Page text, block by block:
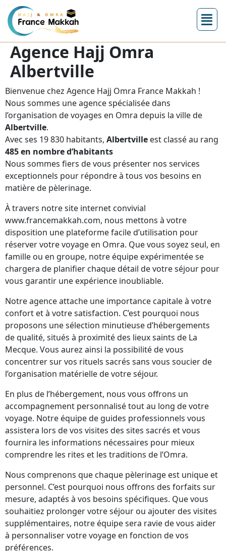
Agence Hajj Omra
Albertville
Bienvenue chez Agence Hajj Omra France Makkah !
Nous sommes une agence spécialisée dans
l’organisation de voyages en Omra depuis la ville de
Albertville.
Avec ses 19 830 habitants, Albertville est classé au rang
485 en nombre d’habitants
Nous sommes fiers de vous présenter nos services
exceptionnels pour répondre à tous vos besoins en
matière de pèlerinage.
À travers notre site internet convivial
www.francemakkah.com, nous mettons à votre
disposition une plateforme facile d’utilisation pour
réserver votre voyage en Omra. Que vous soyez seul, en
famille ou en groupe, notre équipe expérimentée se
chargera de planifier chaque détail de votre séjour pour
vous garantir une expérience inoubliable.
Notre agence attache une importance capitale à votre
confort et à votre satisfaction. C’est pourquoi nous
proposons une sélection minutieuse d’hébergements
de qualité, situés à proximité des lieux saints de La
Mecque. Vous aurez ainsi la possibilité de vous
concentrer sur vos rituels sacrés sans vous soucier de
l’organisation matérielle de votre séjour.
En plus de l’hébergement, nous vous offrons un
accompagnement personnalisé tout au long de votre
voyage. Notre équipe de guides professionnels vous
assistera lors de vos visites des sites sacrés et vous
fournira les informations nécessaires pour mieux
comprendre les rites et les traditions de l’Omra.
Nous comprenons que chaque pèlerinage est unique et
personnel. C’est pourquoi nous offrons des forfaits sur
mesure, adaptés à vos besoins spécifiques. Que vous
souhaitiez prolonger votre séjour ou ajouter des visites
supplémentaires, notre équipe sera ravie de vous aider
à personnaliser votre voyage en fonction de vos
préférences.